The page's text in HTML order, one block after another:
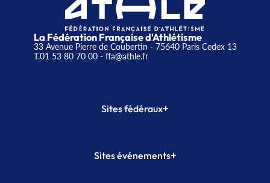
La Fédération Française d'Athlétisme
33 Avenue Pierre de Coubertin - 75640 Paris Cedex 13
T.01 53 80 70 00- ffa@athle.fr
Sites fédéraux+
Plateforme Formation
Sites événements+